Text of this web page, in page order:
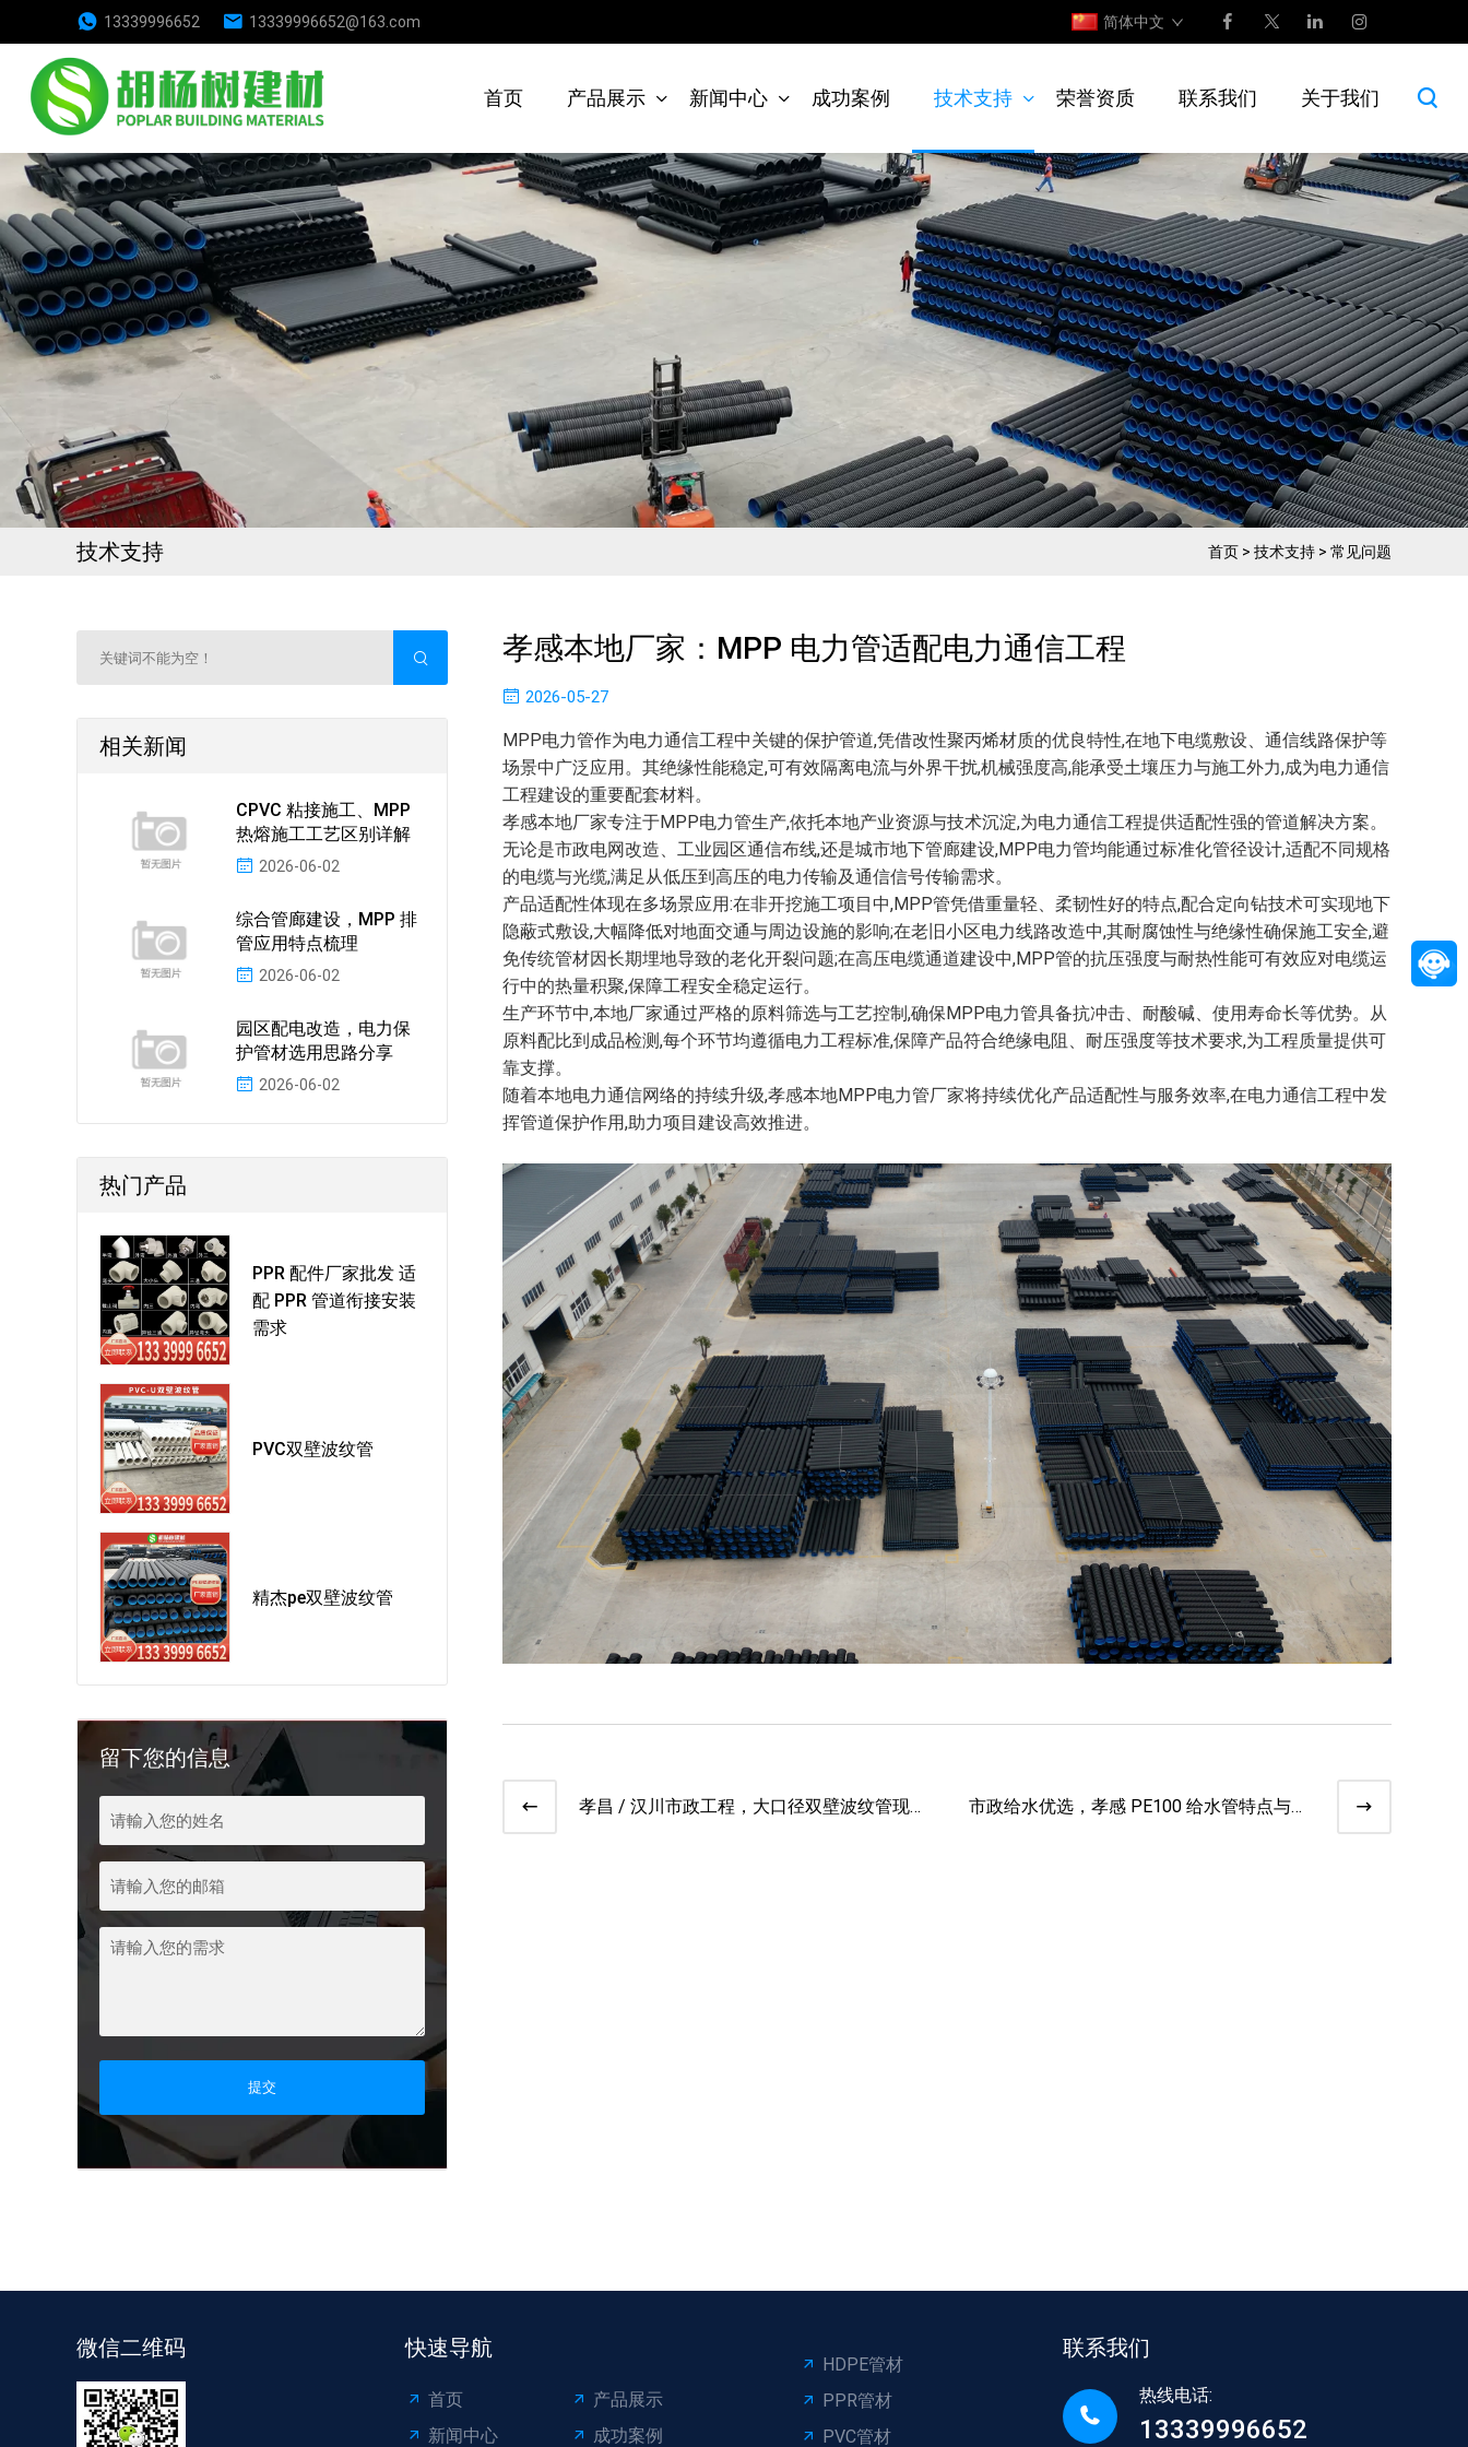
13339996652 13339996652@163.com 简体中文
首页 产品展示 新闻中心 成功案例 技术支持 荣誉资质 联系我们 关于我们
技术支持 首页 > 技术支持 > 常见问题
相关新闻
CPVC 粘接施工、MPP
热熔施工工艺区别详解
2026-06-02
综合管廊建设，MPP 排
管应用特点梳理
2026-06-02
园区配电改造，电力保
护管材选用思路分享
2026-06-02
热门产品
PPR 配件厂家批发 适
配 PPR 管道衔接安装
需求
PVC双壁波纹管
精杰pe双壁波纹管
留下您的信息
提交
孝感本地厂家：MPP 电力管适配电力通信工程
2026-05-27
MPP电力管作为电力通信工程中关键的保护管道,凭借改性聚丙烯材质的优良特性,在地下电缆敷设、通信线路保护等
场景中广泛应用。其绝缘性能稳定,可有效隔离电流与外界干扰,机械强度高,能承受土壤压力与施工外力,成为电力通信
工程建设的重要配套材料。
孝感本地厂家专注于MPP电力管生产,依托本地产业资源与技术沉淀,为电力通信工程提供适配性强的管道解决方案。
无论是市政电网改造、工业园区通信布线,还是城市地下管廊建设,MPP电力管均能通过标准化管径设计,适配不同规格
的电缆与光缆,满足从低压到高压的电力传输及通信信号传输需求。
产品适配性体现在多场景应用:在非开挖施工项目中,MPP管凭借重量轻、柔韧性好的特点,配合定向钻技术可实现地下
隐蔽式敷设,大幅降低对地面交通与周边设施的影响;在老旧小区电力线路改造中,其耐腐蚀性与绝缘性确保施工安全,避
免传统管材因长期埋地导致的老化开裂问题;在高压电缆通道建设中,MPP管的抗压强度与耐热性能可有效应对电缆运
行中的热量积聚,保障工程安全稳定运行。
生产环节中,本地厂家通过严格的原料筛选与工艺控制,确保MPP电力管具备抗冲击、耐酸碱、使用寿命长等优势。从
原料配比到成品检测,每个环节均遵循电力工程标准,保障产品符合绝缘电阻、耐压强度等技术要求,为工程质量提供可
靠支撑。
随着本地电力通信网络的持续升级,孝感本地MPP电力管厂家将持续优化产品适配性与服务效率,在电力通信工程中发
挥管道保护作用,助力项目建设高效推进。
孝昌 / 汉川市政工程，大口径双壁波纹管现
市政给水优选，孝感 PE100 给水管特点与应
微信二维码 快速导航
首页
产品展示
新闻中心
成功案例
HDPE管材
PPR管材
PVC管材
联系我们
热线电话:
13339996652